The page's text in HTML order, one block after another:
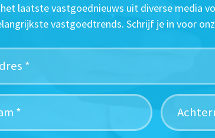
laatste vastgoednieuws uit diverse media
vastgoedtrends. Schrijf je in voor